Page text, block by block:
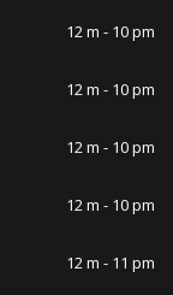
12 m - 10 pm
12 m - 10 pm
12 m - 10 pm
12 m - 10 pm
12 m - 11 pm